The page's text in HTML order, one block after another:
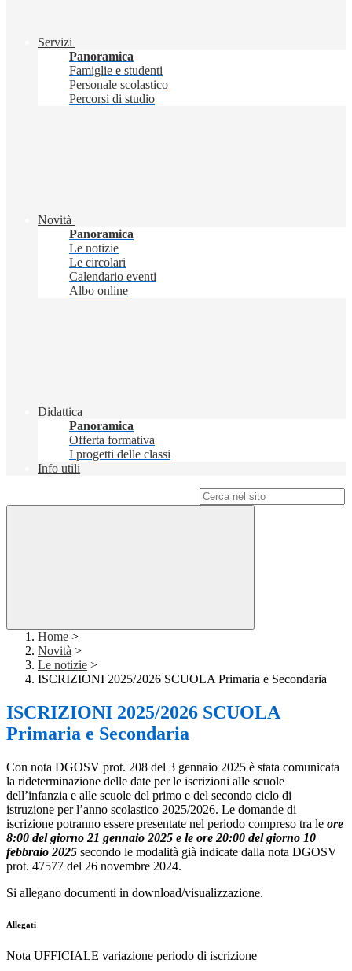
Servizi
Panoramica
Famiglie e studenti
Personale scolastico
Percorsi di studio
Novità
Panoramica
Le notizie
Le circolari
Calendario eventi
Albo online
Didattica
Panoramica
Offerta formativa
I progetti delle classi
Info utili
Home >
Novità >
Le notizie >
ISCRIZIONI 2025/2026 SCUOLA Primaria e Secondaria
ISCRIZIONI 2025/2026 SCUOLA
Primaria e Secondaria
Con nota DGOSV prot. 208 del 3 gennaio 2025 è stata comunicata
la rideterminazione delle date per le iscrizioni alle scuole
dell’infanzia e alle scuole del primo e del secondo ciclo di
istruzione per l’anno scolastico 2025/2026. Le domande di
iscrizione potranno essere presentate nel periodo compreso tra le ore
8:00 del giorno 21 gennaio 2025 e le ore 20:00 del giorno 10
febbraio 2025 secondo le modalità già indicate dalla nota DGOSV
prot. 47577 del 26 novembre 2024.
Si allegano documenti in download/visualizzazione.
Allegati
Nota UFFICIALE variazione periodo di iscrizione